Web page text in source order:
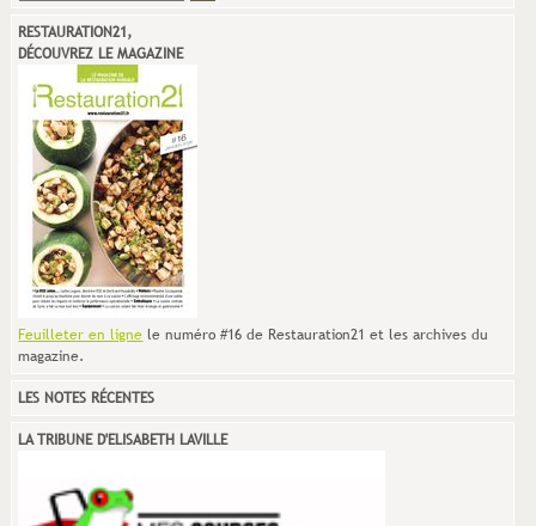
RESTAURATION21,
DÉCOUVREZ LE MAGAZINE
Feuilleter en ligne le numéro #16 de Restauration21 et les archives du
magazine.
LES NOTES RÉCENTES
LA TRIBUNE D'ELISABETH LAVILLE